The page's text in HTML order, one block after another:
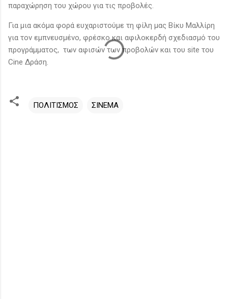
παραχώρηση του χώρου για τις προβολές.
Για μια ακόμα φορά ευχαριστούμε τη φίλη μας Βίκυ Μαλλίρη
για τον εμπνευσμένο, φρέσκο και αφιλοκερδή σχεδιασμό του
προγράμματος, των αφισών των προβολών και του site του
Cine Δράση.
ΠΟΛΙΤΙΣΜΟΣ ΣΙΝΕΜΑ